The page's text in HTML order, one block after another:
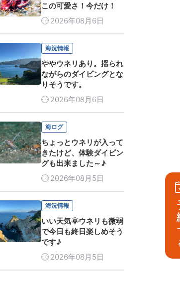
この可愛さ！今だけ！
2026年08月6日
海況情報
ややウネリあり。揺られ
ながらのダイビングとな
りそうです。
2026年08月6日
海ログ
ちょっとウネリが入って
きたけど、体験ダイビン
グも出来ました～♪
2026年08月5日
海況情報
いい天気🌞ウネリも微弱
で今日も終日楽しめそう
です♪
2026年08月5日